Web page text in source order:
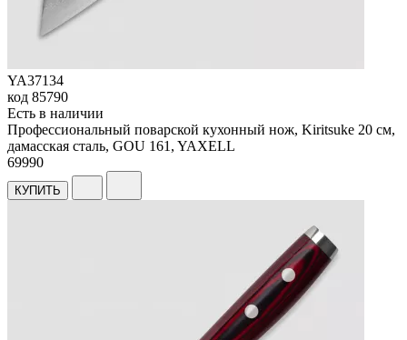
YA37134
код 85790
Есть в наличии
Профессиональный поварской кухонный нож, Kiritsuke 20 см,
дамасская сталь, GOU 161, YAXELL
69990
КУПИТЬ